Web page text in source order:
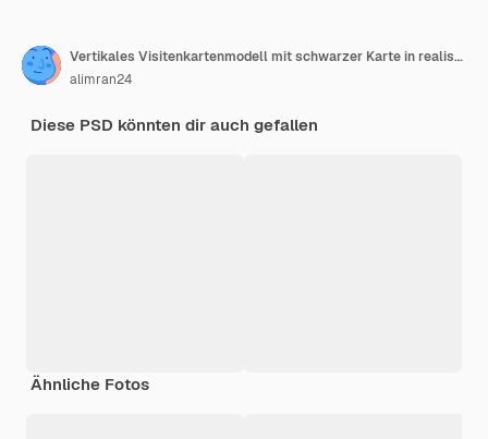
Vertikales Visitenkartenmodell mit schwarzer Karte in realistischer Form mit geprägtem Modell im goldenen Stil
alimran24
Diese PSD könnten dir auch gefallen
Ähnliche Fotos